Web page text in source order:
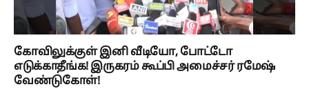
கோவிலுக்குள் இனி வீடியோ, போட்டோ
எடுக்காதீங்க! இருகரம் கூப்பி அமைச்சர் ரமேஷ்
வேண்டுகோள்!